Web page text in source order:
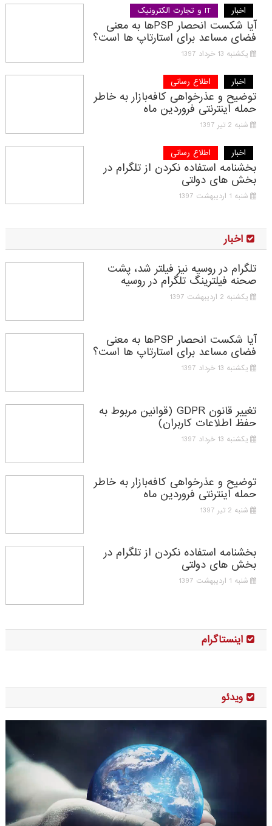
اخبار IT و تجارت الکترونیک
آیا شکست انحصار PSPها به معنی
فضای مساعد برای استارتاپ ها است؟
یکشنبه 13 خرداد 1397
اخبار اطلاع رسانی
توضیح و عذرخواهی کافه‌بازار به خاطر
حمله اینترنتی فروردین ماه
شنبه 2 تیر 1397
اخبار اطلاع رسانی
بخشنامه استفاده نکردن از تلگرام در
بخش های دولتی
شنبه 1 اردیبهشت 1397
اخبار
تلگرام در روسیه نیز فیلتر شد، پشت
صحنه فیلترینگ تلگرام در روسیه
یکشنبه 2 اردیبهشت 1397
آیا شکست انحصار PSPها به معنی
فضای مساعد برای استارتاپ ها است؟
یکشنبه 13 خرداد 1397
تغییر قانون GDPR (قوانین مربوط به
حفظ اطلاعات کاربران)
یکشنبه 13 خرداد 1397
توضیح و عذرخواهی کافه‌بازار به خاطر
حمله اینترنتی فروردین ماه
شنبه 2 تیر 1397
بخشنامه استفاده نکردن از تلگرام در
بخش های دولتی
شنبه 1 اردیبهشت 1397
اینستاگرام
ویدئو